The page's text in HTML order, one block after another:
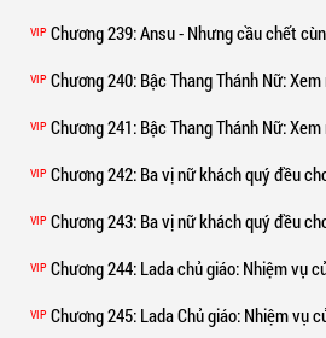
VIP Chương 239: Ansu - Nhưng cầu chết cùng năm
VIP Chương 240: Bậc Thang Thánh Nữ: Xem ra bọn hắn sẽ
VIP Chương 241: Bậc Thang Thánh Nữ: Xem ra bọn hắn sẽ
VIP Chương 242: Ba vị nữ khách quý đều cho
VIP Chương 243: Ba vị nữ khách quý đều cho
VIP Chương 244: Lada chủ giáo: Nhiệm vụ của các ngươi
VIP Chương 245: Lada Chủ giáo: Nhiệm vụ của các ngươi là